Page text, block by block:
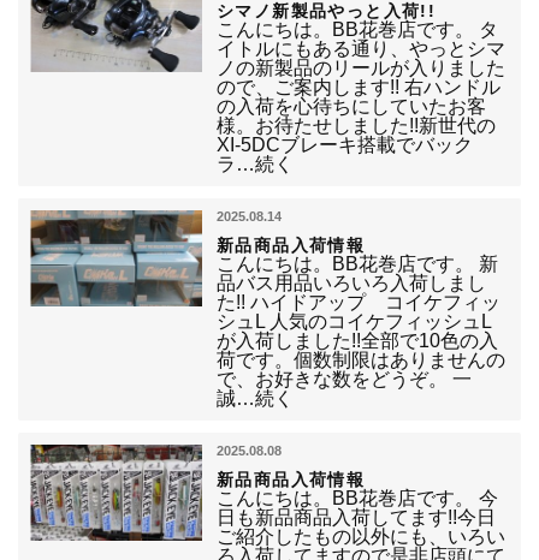
シマノ新製品やっと入荷!!
こんにちは。BB花巻店です。 タ
イトルにもある通り、やっとシマ
ノの新製品のリールが入りました
ので、ご案内します!! 右ハンドル
の入荷を心待ちにしていたお客
様。お待たせしました!!新世代の
XI-5DCブレーキ搭載でバック
ラ…続く
2025.08.14
新品商品入荷情報
こんにちは。BB花巻店です。 新
品バス用品いろいろ入荷しまし
た!! ハイドアップ コイケフィッ
シュL 人気のコイケフィッシュL
が入荷しました!!全部で10色の入
荷です。個数制限はありませんの
で、お好きな数をどうぞ。 一
誠…続く
2025.08.08
新品商品入荷情報
こんにちは。BB花巻店です。 今
日も新品商品入荷してます!!今日
ご紹介したもの以外にも、いろい
ろ入荷してますので是非店頭にて